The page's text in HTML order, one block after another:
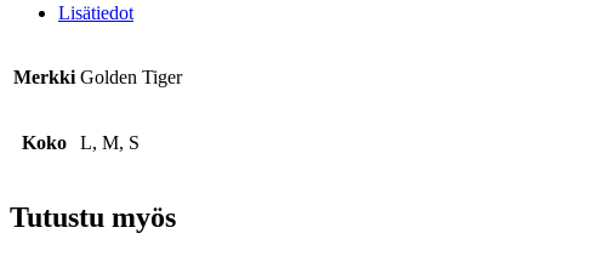
Lisätiedot
Merkki Golden Tiger
Koko L, M, S
Tutustu myös